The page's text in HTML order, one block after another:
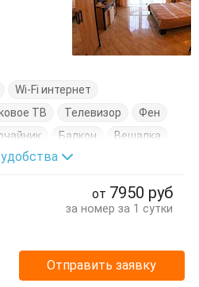
Wi-Fi интернет
ТВ Телевизор
Фен
Балкон
Вешалка
двуспальная
от 7950 руб
за номер за 1 сутки
Отправить заявку